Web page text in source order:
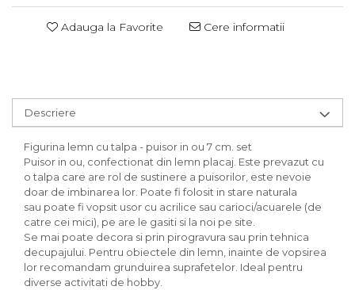
Adauga la Favorite Cere informatii
Descriere
Figurina lemn cu talpa - puisor in ou 7 cm. set
Puisor in ou, confectionat din lemn placaj. Este prevazut cu
o talpa care are rol de sustinere a puisorilor, este nevoie
doar de imbinarea lor. Poate fi folosit in stare naturala
sau poate fi vopsit usor cu acrilice sau carioci/acuarele (de
catre cei mici), pe are le gasiti si la noi pe site.
Se mai poate decora si prin pirogravura sau prin tehnica
decupajului. Pentru obiectele din lemn, inainte de vopsirea
lor recomandam grunduirea suprafetelor. Ideal pentru
diverse activitati de hobby.